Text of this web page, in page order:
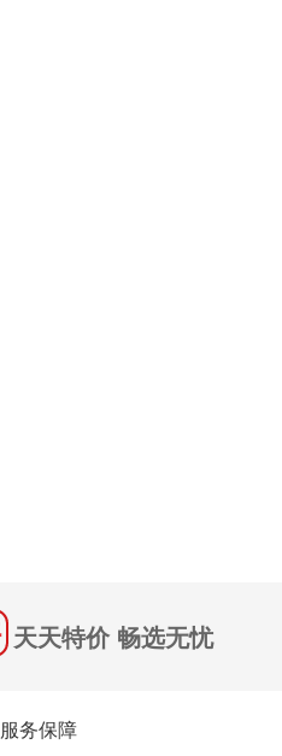
天天特价 畅选无忧
服务保障